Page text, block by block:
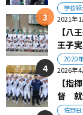
学校
2021年
【八
王子
2020
2026年
【指
督 就
佐野